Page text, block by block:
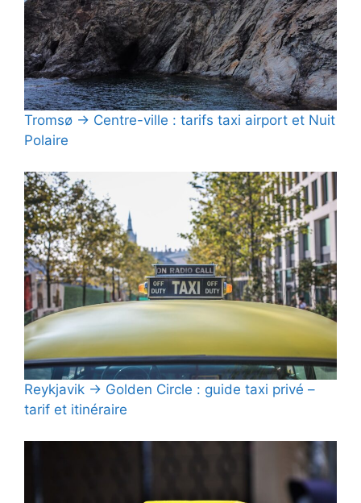
Tromsø → Centre-ville : tarifs taxi airport et Nuit
Polaire
Reykjavik → Golden Circle : guide taxi privé –
tarif et itinéraire